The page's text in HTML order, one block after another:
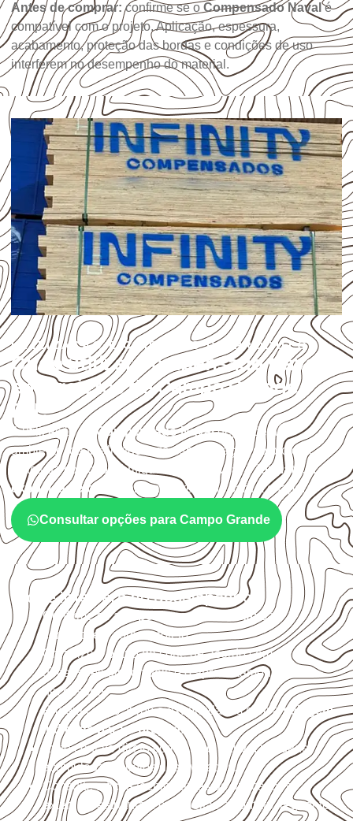
Antes de comprar: confirme se o Compensado Naval é
compatível com o projeto. Aplicação, espessura,
acabamento, proteção das bordas e condições de uso
interferem no desempenho do material.
UTILIZAÇÃO E CUIDADOS DO PRODUTO
Onde utilizar Compensado Naval
em projetos de Campo Grande –
RN?
A utilização do Compensado Navaldepende do
ambiente, da finalidade e da especificação do projeto.
Antes da cotação, verifique a
espessura, o formato, a
exposição e o acabamento
previstos para a chapa.
Consultar opções para Campo Grande
O que interfere no desempenho
Confirme se a espessura e o formatosão
compatíveis com o projeto.
Organize o plano de corte de acordo com as
dimensões disponíveis e o aproveitamento
necessário.
Proteja cortes, furos e extremidades com aselagem
indicada para o projeto.
Evite contato direto com o solo, chuva, umidade
acumulada e apoios desnivelados.
Consulte a ficha técnica antes de aplicações
externas, estruturais ou sujeitas a contato frequente